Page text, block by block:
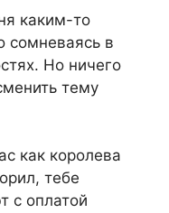
каким-то
сомневаясь в
Но ничего
тему
как королева
тебе
с оплатой